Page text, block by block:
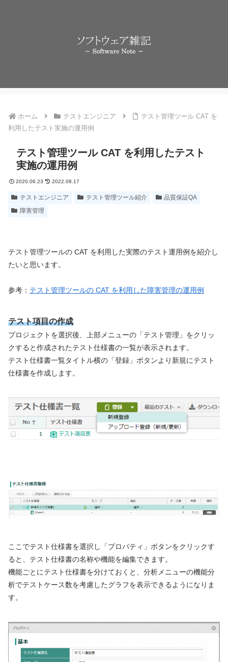
ホーム テストエンジニア
テスト管理ツール CAT を
利用したテスト実施の運用例
テスト管理ツール CAT を利用したテスト
実施の運用例
2020.06.23 2022.08.17
テストエンジニア テスト管理ツール紹介
品質保証QA
障害管理
テスト管理ツールの CAT を利用した実際のテスト運用例を紹介し
たいと思います。
参考： テスト管理ツールの CAT を利用した障害管理の運用例
テスト項目の作成
プロジェクトを選択後、上部メニューの「テスト管理」をクリッ
クすると作成されたテスト仕様書の一覧が表示されます。
テスト仕様書一覧タイトル横の「登録」ボタンより新規にテスト
仕様書を作成します。
ここでテスト仕様書を選択し「プロパティ」ボタンをクリックす
ると、テスト仕様書の名称や機能を編集できます。
機能ごとにテスト仕様書を分けておくと、分析メニューの機能分
析でテストケース数を考慮したグラフを表示できるようになりま
す。